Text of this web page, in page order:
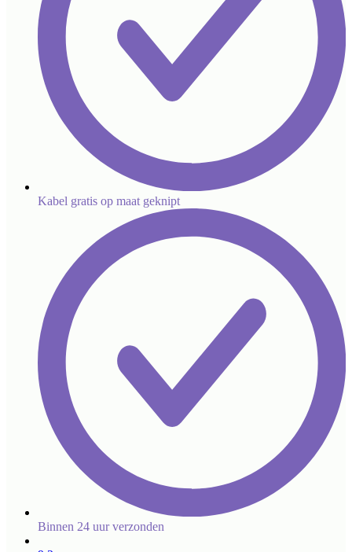
Kabel gratis op maat geknipt
Binnen 24 uur verzonden